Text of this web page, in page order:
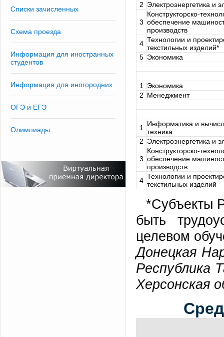
Списки зачисленных
Схема проезда
Информация для иностранных
студентов
Информация для иногородних
ОГЭ и ЕГЭ
Олимпиады
2 Электроэнергетика и
3
Конструкторско-
обеспечение
производств
4 Технологии и
текстильных изделий*
5 Экономика
1
Экономика
2 Менеджмент
1
Информатика и
техника
2 Электроэнергетика и
3
Конструкторско-
обеспечение
производств
4 Технологии и
текстильных изделий
*Субъекты
быть
целевом
Донецкая
Республика
Херсонская